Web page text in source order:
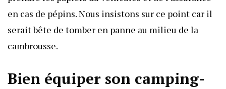
en cas de pépins. Nous insistons sur ce point car il
serait bête de tomber en panne au milieu de la
cambrousse.
Bien équiper son camping-